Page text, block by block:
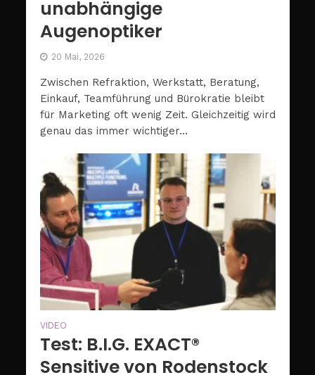
unabhängige
Augenoptiker
20 Mai, 2026
Zwischen Refraktion, Werkstatt, Beratung,
Einkauf, Teamführung und Bürokratie bleibt
für Marketing oft wenig Zeit. Gleichzeitig wird
genau das immer wichtiger...
VIDEO
Test: B.I.G. EXACT®
Sensitive von Rodenstock